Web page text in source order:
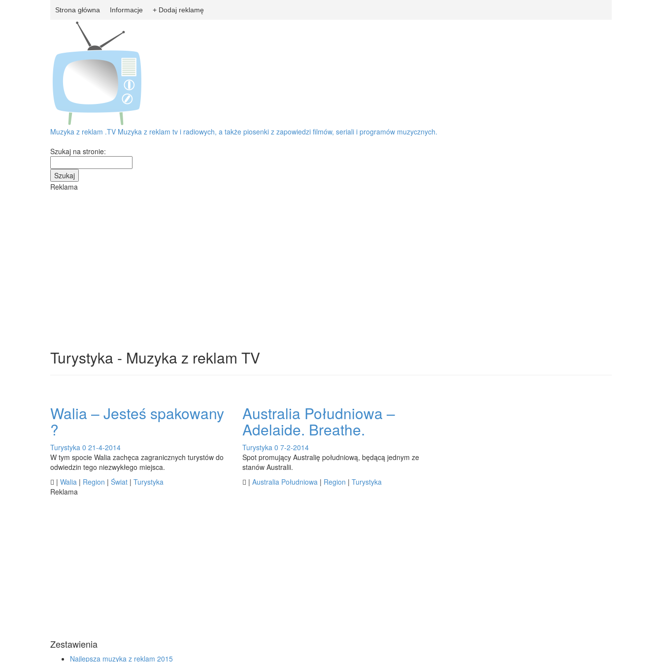
Strona główna Informacje + Dodaj reklamę
Muzyka z reklam .TV Muzyka z reklam tv i radiowych, a także piosenki z zapowiedzi filmów, seriali i programów muzycznych.
Szukaj na stronie:
Reklama
Turystyka - Muzyka z reklam TV
Walia – Jesteś spakowany
?
Turystyka 0 21-4-2014
W tym spocie Walia zachęca zagranicznych turystów do
odwiedzin tego niezwykłego miejsca.
 | Walia | Region | Świat | Turystyka
Australia Południowa –
Adelaide. Breathe.
Turystyka 0 7-2-2014
Spot promujący Australię południową, będącą jednym ze
stanów Australii.
 | Australia Południowa | Region | Turystyka
Reklama
Zestawienia
Najlepsza muzyka z reklam 2015